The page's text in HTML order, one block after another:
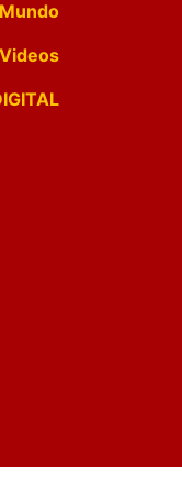
Mundo
Videos